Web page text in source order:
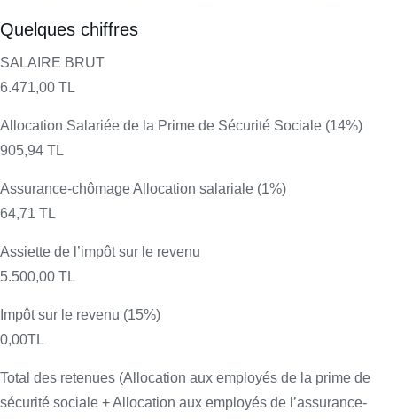
Quelques chiffres
SALAIRE BRUT
6.471,00 TL
Allocation Salariée de la Prime de Sécurité Sociale (14%)
905,94 TL
Assurance-chômage Allocation salariale (1%)
64,71 TL
Assiette de l’impôt sur le revenu
5.500,00 TL
Impôt sur le revenu (15%)
0,00TL
Total des retenues (Allocation aux employés de la prime de
sécurité sociale + Allocation aux employés de l’assurance-